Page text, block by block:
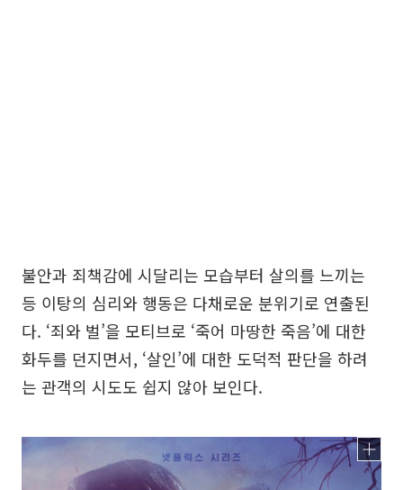
불안과 죄책감에 시달리는 모습부터 살의를 느끼는
등 이탕의 심리와 행동은 다채로운 분위기로 연출된
다. ‘죄와 벌’을 모티브로 ‘죽어 마땅한 죽음’에 대한
화두를 던지면서, ‘살인’에 대한 도덕적 판단을 하려
는 관객의 시도도 쉽지 않아 보인다.